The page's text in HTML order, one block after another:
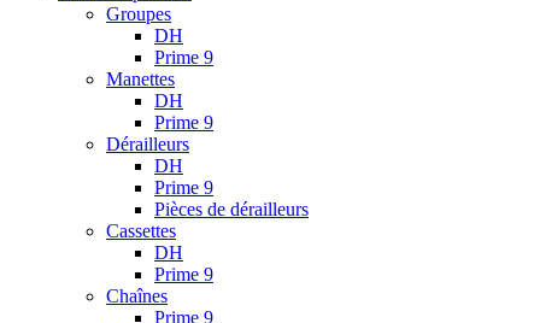
Groupes
DH
Prime 9
Manettes
DH
Prime 9
Dérailleurs
DH
Prime 9
Pièces de dérailleurs
Cassettes
DH
Prime 9
Chaînes
Prime 9